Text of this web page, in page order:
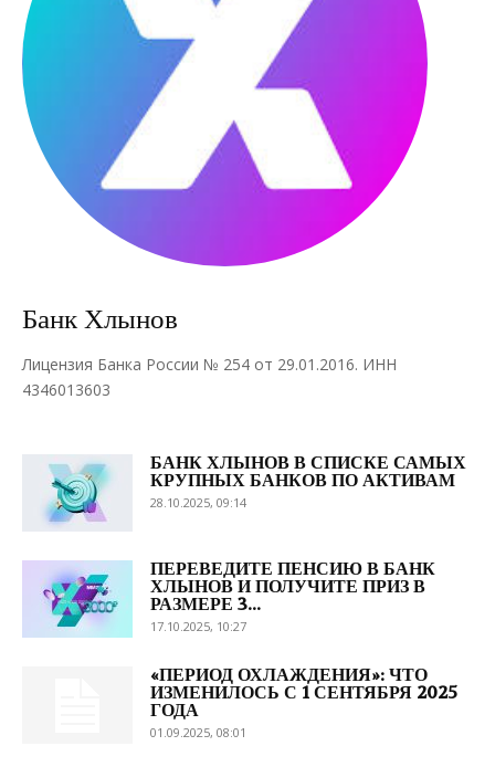
Банк Хлынов
Лицензия Банка России № 254 от 29.01.2016. ИНН
4346013603
БАНК ХЛЫНОВ В СПИСКЕ САМЫХ
КРУПНЫХ БАНКОВ ПО АКТИВАМ
28.10.2025, 09:14
ПЕРЕВЕДИТЕ ПЕНСИЮ В БАНК
ХЛЫНОВ И ПОЛУЧИТЕ ПРИЗ В
РАЗМЕРЕ 3...
17.10.2025, 10:27
«ПЕРИОД ОХЛАЖДЕНИЯ»: ЧТО
ИЗМЕНИЛОСЬ С 1 СЕНТЯБРЯ 2025
ГОДА
01.09.2025, 08:01